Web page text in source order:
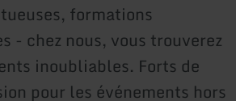
formations
- chez nous, vous trouverez
inoubliables. Forts de
pour les événements hors